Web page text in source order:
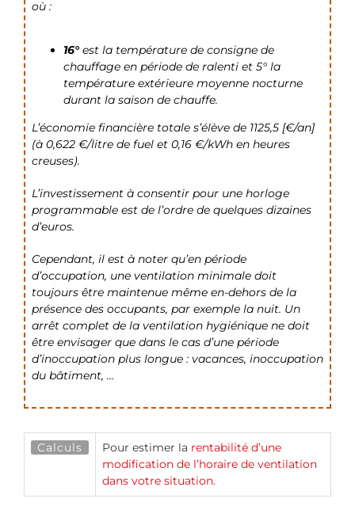
où :
16° est la température de consigne de
chauffage en période de ralenti et 5° la
température extérieure moyenne nocturne
durant la saison de chauffe.
L’économie financière totale s’élève de 1125,5 [€/an]
(à 0,622 €/litre de fuel et 0,16 €/kWh en heures
creuses).
L’investissement à consentir pour une horloge
programmable est de l’ordre de quelques dizaines
d’euros.
Cependant, il est à noter qu’en période
d’occupation, une ventilation minimale doit
toujours être maintenue même en-dehors de la
présence des occupants, par exemple la nuit. Un
arrêt complet de la ventilation hygiénique ne doit
être envisager que dans le cas d’une période
d’inoccupation plus longue : vacances, inoccupation
du bâtiment, …
Calculs Pour estimer la rentabilité d’une
modification de l’horaire de ventilation
dans votre situation.